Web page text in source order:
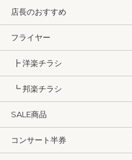
店長のおすすめ
フライヤー
┣ 洋楽チラシ
┗ 邦楽チラシ
SALE商品
コンサート半券